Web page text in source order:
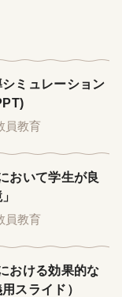
ミュレーション
員教育
おいて学生が良
員教育
おける効果的な
スライド）